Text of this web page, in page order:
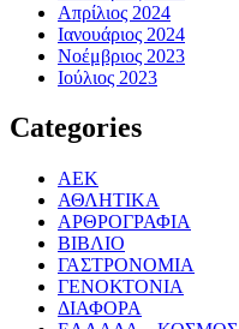
Απρίλιος 2024
Ιανουάριος 2024
Νοέμβριος 2023
Ιούλιος 2023
Categories
ΑΕΚ
ΑΘΛΗΤΙΚΑ
ΑΡΘΡΟΓΡΑΦΙΑ
ΒΙΒΛΙΟ
ΓΑΣΤΡΟΝΟΜΙΑ
ΓΕΝΟΚΤΟΝΙΑ
ΔΙΑΦΟΡΑ